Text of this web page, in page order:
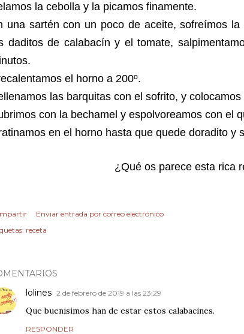
la cebolla y la picamos finamente.
una sartén con un poco de aceite, sofreímos
daditos de calabacín y el tomate,
el horno a 200º.
las barquitas con el sofrito, y
con la bechamel y espolvoreamos con el
en el horno hasta que quede doradito y
¿Qué os parece esta rica
Enviar entrada por correo electrónico
receta
lolines 2 de febrero de 2019 a las 23:29
Que buenisimos han de estar estos calabacines.
RESPONDER